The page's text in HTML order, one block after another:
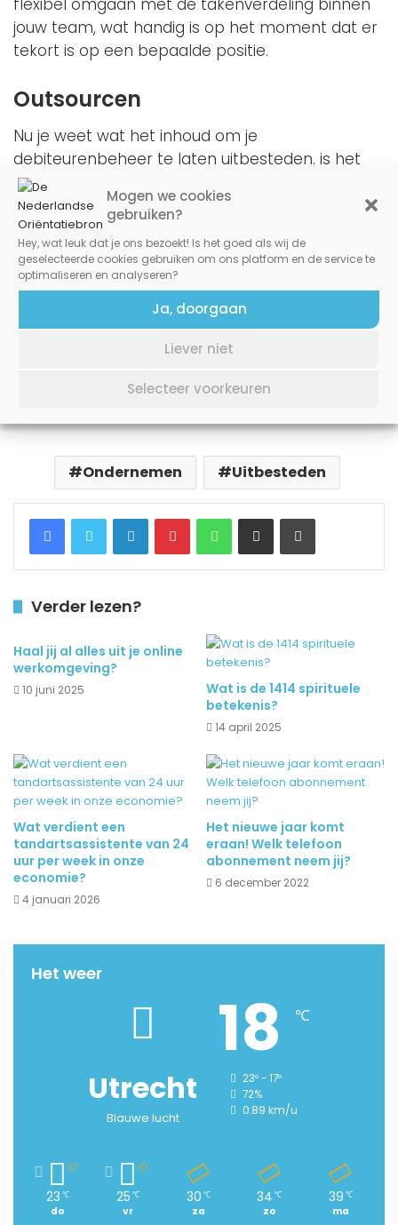
Mogen we cookies
gebruiken?
Hey, wat leuk dat je ons bezoekt! Is het goed als wij de
geselecteerde cookies gebruiken om ons platform en de service te
optimaliseren en analyseren?
Ja, doorgaan
Liever niet
Selecteer voorkeuren
flexibel omgaan met de takenverdeling binnen
jouw team, wat handig is op het moment dat er
tekort is op een bepaalde positie.
Outsourcen
Nu je weet wat het inhoud om je
debiteurenbeheer te laten uitbesteden, is het
handig dat je op zoek gaat naar een aantal
bedrijvendie dat voor je uit handen zouden
kunnen nemen. Op internet staan er genoeg
bedrijven klaar om je te helpen bij het
debiteuren proces binnen jouw bedrijf. Neem
bijvoorbeeldThe Blue Factor.Dat is een bedrijf
waar je zou kunnen kijken omtrent het laten
uitbesteden van jouw debiteurenbeheer. Hoe
keus is aan jou om te bepalen wat het best voor
Ondernemen Uitbesteden
FacebookTwitter LinkedInPinterestWhatsApp
Delen via Email Printen
Verder lezen?
Haal jij al alles uit je online
werkomgeving?
10 juni 2025
Wat is de 1414 spirituele
betekenis?
14 april 2025
Wat verdient een
tandartsassistente van 24
uur per week in onze
economie?
4 januari 2026
Het nieuwe jaar komt
eraan! Welk telefoon
abonnement neem jij?
6 december 2022
Het weer
Utrecht
Blauwe lucht
18 ℃
23º - 17º
72%
0.89 km/u
23 ℃
do
25 ℃
vr
30 ℃
za
34 ℃
zo
39 ℃
ma